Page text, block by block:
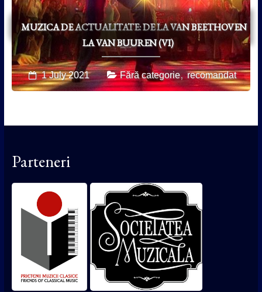
MUZICA DE ACTUALITATE: DE LA VAN BEETHOVEN
LA VAN BUUREN (VI)
1 July 2021 Fără categorie,recomandat
Parteneri